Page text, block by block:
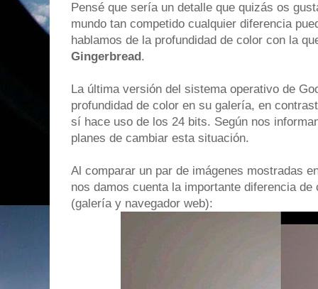
Pensé que sería un detalle que quizás os
mundo tan competido cualquier diferencia
hablamos de la profundidad de color con la
Gingerbread .
La última versión del sistema operativo de
profundidad de color en su galería, en
sí hace uso de los 24 bits. Según nos
planes de cambiar esta situación.
Al comparar un par de imágenes mostradas
nos damos cuenta la importante diferencia
(galería y navegador web):